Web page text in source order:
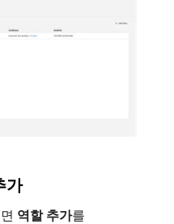
가
역할 추가​를